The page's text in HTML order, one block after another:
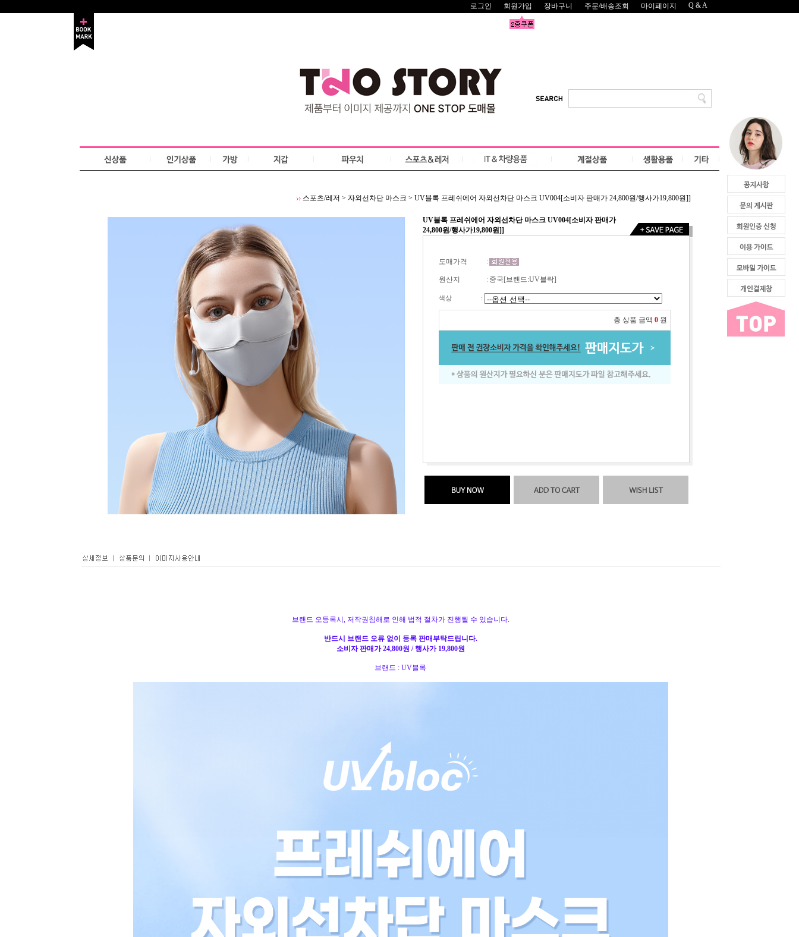
로그인 회원가입 장바구니 주문/배송조회 마이페이지 Q & A
스포츠/레저 > 자외선차단 마스크 > UV블록 프레쉬에어 자외선차단 마스크 UV004[소비자 판매가 24,800원/행사가19,800원]]
UV블록 프레쉬에어 자외선차단 마스크 UV004[소비자 판매가
24,800원/행사가19,800원]]
도매가격 :
원산지 : 중국[브랜드:UV블락]
색상 :
총 상품 금액 0 원
브랜드 오등록시, 저작권침해로 인해 법적 절차가 진행될 수 있습니다.
반드시 브랜드 오류 없이 등록 판매부탁드립니다.
소비자 판매가 24,800원 / 행사가 19,800원
브랜드 : UV블록